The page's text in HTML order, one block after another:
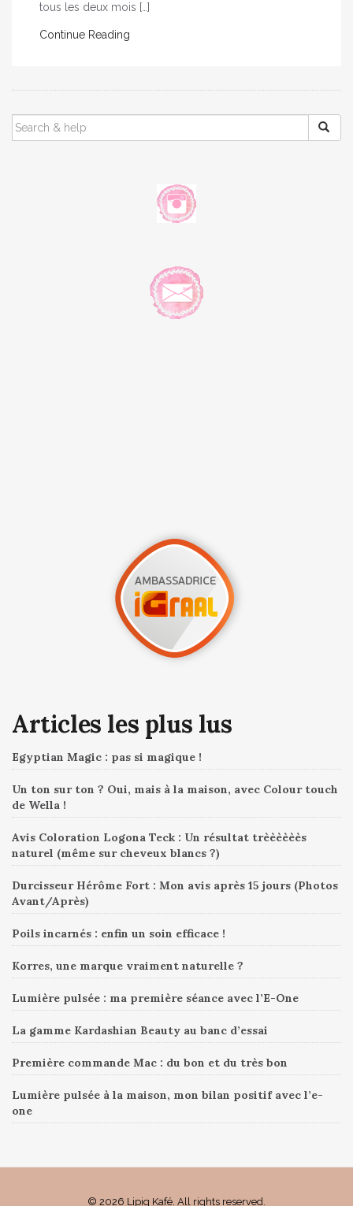
tous les deux mois […]
Continue Reading
SEARCH
FOR:
Articles les plus lus
Egyptian Magic : pas si magique !
Un ton sur ton ? Oui, mais à la maison, avec Colour touch
de Wella !
Avis Coloration Logona Teck : Un résultat trèèèèèès
naturel (même sur cheveux blancs ?)
Durcisseur Hérôme Fort : Mon avis après 15 jours (Photos
Avant/Après)
Poils incarnés : enfin un soin efficace !
Korres, une marque vraiment naturelle ?
Lumière pulsée : ma première séance avec l’E-One
La gamme Kardashian Beauty au banc d’essai
Première commande Mac : du bon et du très bon
Lumière pulsée à la maison, mon bilan positif avec l’e-
one
© 2026 Lipig Kafé. All rights reserved.